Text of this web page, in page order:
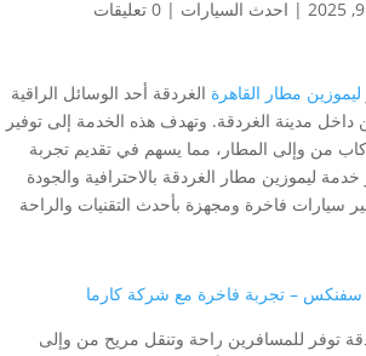
| احدث السيارات | 0 تعليقات
ليموزين مطار القاهرة الغردقة أحد الوسائل الراقية
داخل مدينة الغردقة. وتهدف هذه الخدمة إلى توفير
من وإلى المطار، مما يسهم في تقديم تجربة
ليموزين مطار الغردقة بالاحترافية والجودة
سيارات فاخرة ومجهزة بأحدث التقنيات والراحة
سفنكس – تجربة فاخرة مع شركة كارما
توفر للمسافرين راحة وتنقل مريح من وإلى